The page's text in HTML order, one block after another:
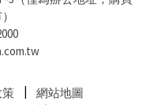
網站地圖